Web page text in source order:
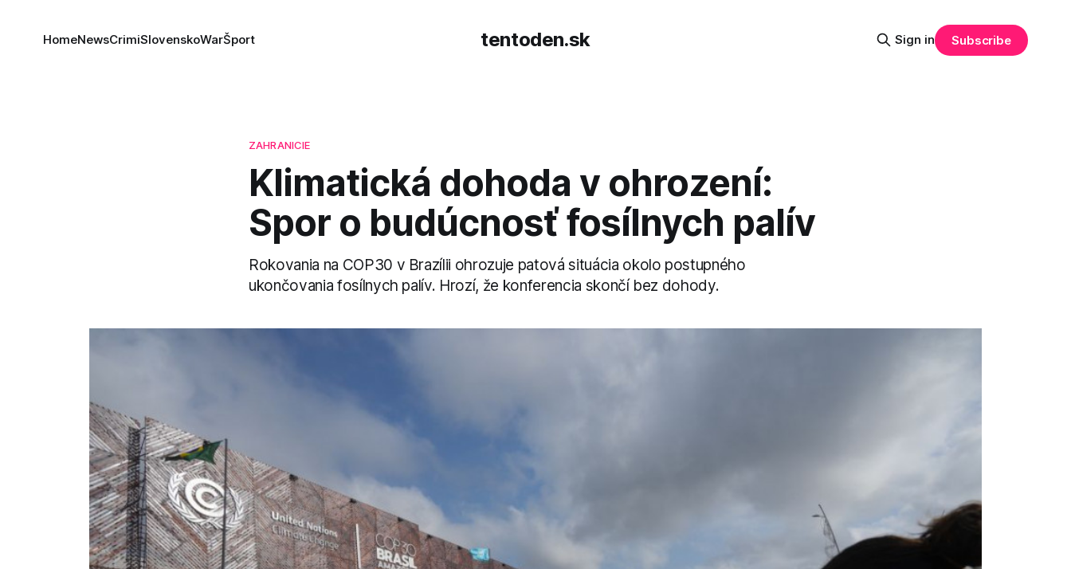
tentoden.sk
HomeNewsCrimiSlovenskoWarŠport Sign in Subscribe
ZAHRANICIE
Klimatická dohoda v ohrození:
Spor o budúcnosť fosílnych palív
Rokovania na COP30 v Brazílii ohrozuje patová situácia okolo postupného
ukončovania fosílnych palív. Hrozí, že konferencia skončí bez dohody.